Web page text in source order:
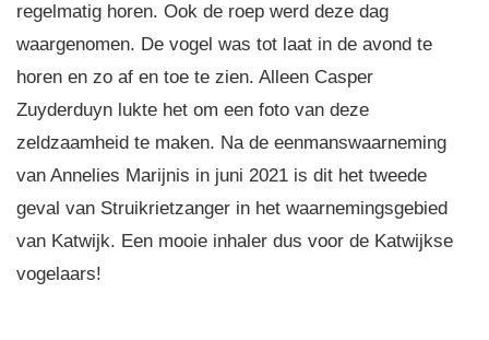
regelmatig horen. Ook de roep werd deze dag
waargenomen. De vogel was tot laat in de avond te
horen en zo af en toe te zien. Alleen Casper
Zuyderduyn lukte het om een foto van deze
zeldzaamheid te maken. Na de eenmanswaarneming
van Annelies Marijnis in juni 2021 is dit het tweede
geval van Struikrietzanger in het waarnemingsgebied
van Katwijk. Een mooie inhaler dus voor de Katwijkse
vogelaars!